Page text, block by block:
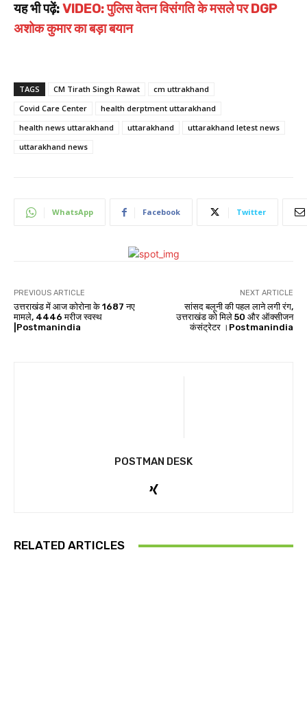
यह भी पढ़ें:VIDEO: पुलिस वेतन विसंगति के मसले पर DGP
अशोक कुमार का बड़ा बयान
TAGS CM Tirath Singh Rawat
cm uttrakhand
Covid Care Center
health derptment uttarakhand
health news uttarakhand
uttarakhand
uttarakhand letest news
uttarakhand news
WhatsApp Facebook Twitter
PREVIOUS ARTICLE
उत्तराखंड में आज कोरोना के 1687 नए
मामले, 4446 मरीज स्वस्थ
|Postmanindia
NEXT ARTICLE
सांसद बलूनी की पहल लाने लगी रंग,
उत्तराखंड को मिले 50 और ऑक्सीजन
कंसंट्रेटर ।Postmanindia
POSTMAN DESK
RELATED ARTICLES